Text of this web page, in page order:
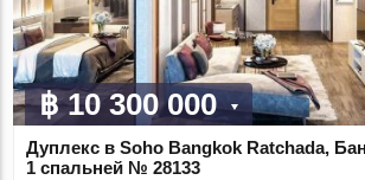
฿ 10 300 000
Дуплекс в Soho Bangkok Ratchada,
1 спальней № 28133